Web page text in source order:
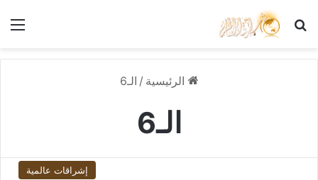
بحث عن
الرئيسية / الـ6
الـ6
إشراقات عالمية